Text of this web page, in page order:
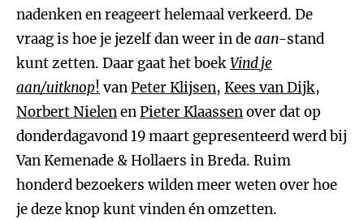
nadenken en reageert helemaal verkeerd. De
vraag is hoe je jezelf dan weer in deaan-stand
kunt zetten. Daar gaat het boekVind je
aan/uitknop! vanPeter Klijsen, Kees van Dijk,
Norbert NielenenPieter Klaassenover dat op
donderdagavond 19 maart gepresenteerd werd bij
Van Kemenade & Hollaers in Breda. Ruim
honderd bezoekers wilden meer weten over hoe
je deze knop kunt vinden én omzetten.